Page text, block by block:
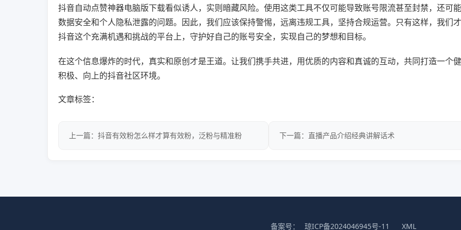
抖音自动点赞神器电脑版下载看似诱人，实则暗藏风险。使用这类工具不仅可能导致账号限流甚至封禁，还可
数据安全和个人隐私泄露的问题。因此，我们应该保持警惕，远离违规工具，坚持合规运营。只有这样，我们
抖音这个充满机遇和挑战的平台上，守护好自己的账号安全，实现自己的梦想和目标。
在这个信息爆炸的时代，真实和原创才是王道。让我们携手共进，用优质的内容和真诚的互动，共同打造一个健
积极、向上的抖音社区环境。
文章标签：
上一篇：抖音有效粉怎么样才算有效粉，泛粉与精准粉 下一篇：直播产品介绍经典讲解话术
备案号： 琼ICP备2024046945号-11 XML